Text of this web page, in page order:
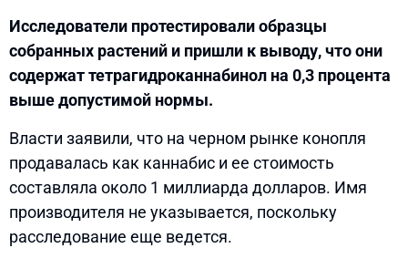
Исследователи протестировали образцы
собранных растений и пришли к выводу, что они
содержат тетрагидроканнабинол на 0,3 процента
выше допустимой нормы.
Власти заявили, что на черном рынке конопля
продавалась как каннабис и ее стоимость
составляла около 1 миллиарда долларов. Имя
производителя не указывается, поскольку
расследование еще ведется.